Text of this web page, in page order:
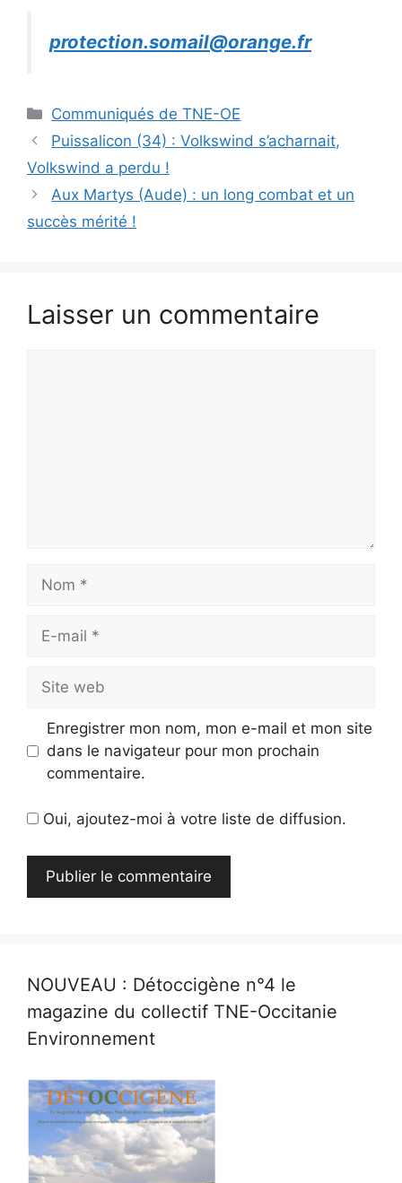
protection.somail@orange.fr
Catégories
Communiqués de TNE-OE
Puissalicon (34) : Volkswind s’acharnait,
Volkswind a perdu !
Aux Martys (Aude) : un long combat et un
succès mérité !
Laisser un commentaire
Nom
Site
web
Enregistrer mon nom, mon e-mail et mon site
dans le navigateur pour mon prochain
commentaire.
Oui, ajoutez-moi à votre liste de diffusion.
NOUVEAU : Détoccigène n°4 le
magazine du collectif TNE-Occitanie
Environnement